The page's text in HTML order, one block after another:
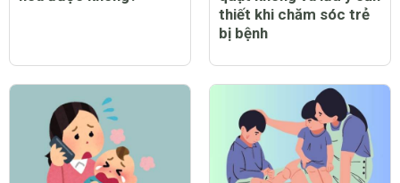
cũng không được phép
quên
gửi người chồng quá
đỗi vô tâm